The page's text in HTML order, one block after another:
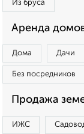
Из бруса
Аренда
Дома Дачи
Без посредников
Продажа
ИЖС